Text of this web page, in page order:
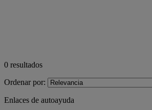
0 resultados
Ordenar por:
Enlaces de autoayuda